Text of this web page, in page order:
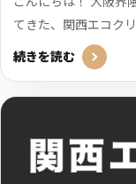
てきた、関西エコク
続きを読む